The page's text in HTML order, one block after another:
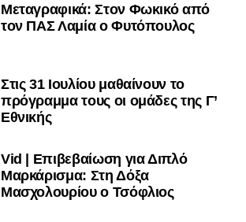
Μεταγραφικά: Στον Φωκικό από
τον ΠΑΣ Λαμία ο Φυτόπουλος
Στις 31 Ιουλίου μαθαίνουν το
πρόγραμμα τους οι ομάδες της Γ’
Εθνικής
Vid | Επιβεβαίωση για Διπλό
Μαρκάρισμα: Στη Δόξα
Μασχολουρίου ο Τσόφλιος